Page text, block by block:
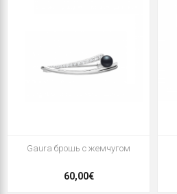
Gaura брошь с жемчугом
60,00€